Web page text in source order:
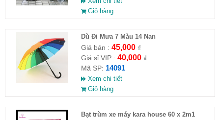
Giỏ hàng
Dù Đi Mưa 7 Màu 14 Nan
Giá bán : 45,000₫
Giá sỉ VIP : 40,000₫
Mã SP: 14091
Xem chi tiết
Giỏ hàng
Bạt trùm xe máy kara house 60 x 2m1